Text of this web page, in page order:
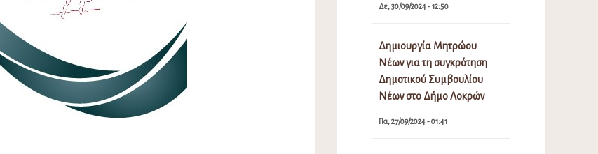
Δε, 30/09/2024 - 12:50
Δημιουργία Μητρώου
Νέων για τη συγκρότηση
Δημοτικού Συμβουλίου
Νέων στο Δήμο Λοκρών
Πα, 27/09/2024 - 01:41